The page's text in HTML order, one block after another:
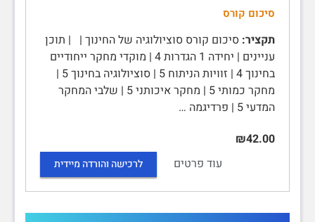
סיכום קורס
תקציר: סיכום קורס סוציולוגיה של החינוך | | תוכן
עניינים | יחידה 1 הגדרות 4 | מוקדי מחקר ייחודיים
בחינוך 4 | זוויות הניתוח 5 | סוציולוגיה בחינוך 5 |
מחקר כמותי 5 | מחקר איכותני 5 | שלבי המחקר
המדעי 5 | פרדיגמה …
₪42.00
עוד פרטים
לרכישה והורדה מיידית